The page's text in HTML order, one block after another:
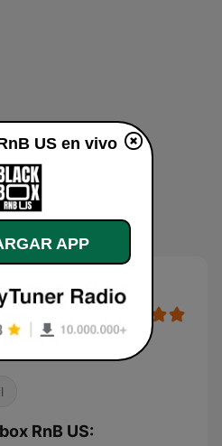
RnB US:
US en vivo
APP